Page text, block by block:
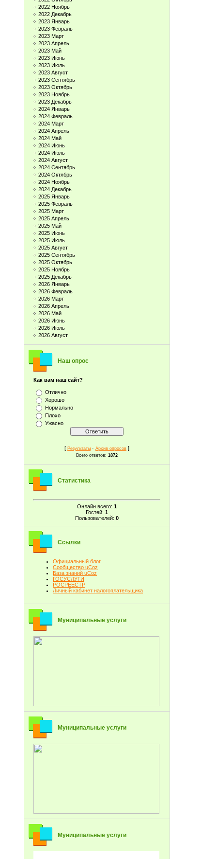
2022 Ноябрь
2022 Декабрь
2023 Январь
2023 Февраль
2023 Март
2023 Апрель
2023 Май
2023 Июнь
2023 Июль
2023 Август
2023 Сентябрь
2023 Октябрь
2023 Ноябрь
2023 Декабрь
2024 Январь
2024 Февраль
2024 Март
2024 Апрель
2024 Май
2024 Июнь
2024 Июль
2024 Август
2024 Сентябрь
2024 Октябрь
2024 Ноябрь
2024 Декабрь
2025 Январь
2025 Февраль
2025 Март
2025 Апрель
2025 Май
2025 Июнь
2025 Июль
2025 Август
2025 Сентябрь
2025 Октябрь
2025 Ноябрь
2025 Декабрь
2026 Январь
2026 Февраль
2026 Март
2026 Апрель
2026 Май
2026 Июнь
2026 Июль
2026 Август
Наш опрос
Как вам наш сайт?
Отлично
Хорошо
Нормально
Плохо
Ужасно
[ Результаты · Архив опросов ]
Всего ответов: 1872
Статистика
Онлайн всего: 1
Гостей: 1
Пользователей: 0
Ссылки
Официальный блог
Сообщество uCoz
База знаний uCoz
ГОСУСЛУГИ
РОСРЕЕСТР
Личный кабинет налогоплательщика
Муниципальные услуги
Муниципальные услуги
Муниципальные услуги